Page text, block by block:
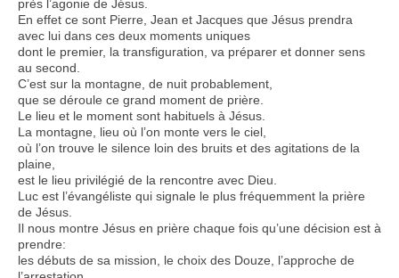
près l’agonie de Jésus.
En effet ce sont Pierre, Jean et Jacques que Jésus prendra
avec lui dans ces deux moments uniques
dont le premier, la transfiguration, va préparer et donner sens
au second.
C’est sur la montagne, de nuit probablement,
que se déroule ce grand moment de prière.
Le lieu et le moment sont habituels à Jésus.
La montagne, lieu où l’on monte vers le ciel,
où l’on trouve le silence loin des bruits et des agitations de la
plaine,
est le lieu privilégié de la rencontre avec Dieu.
Luc est l’évangéliste qui signale le plus fréquemment la prière
de Jésus.
Il nous montre Jésus en prière chaque fois qu’une décision est à
prendre:
les débuts de sa mission, le choix des Douze, l’approche de